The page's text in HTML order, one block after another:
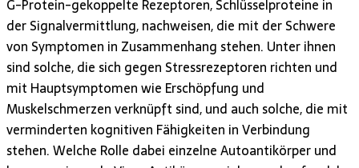
G-Protein-gekoppelte Rezeptoren, Schlüsselproteine in
der Signalvermittlung, nachweisen, die mit der Schwere
von Symptomen in Zusammenhang stehen. Unter ihnen
sind solche, die sich gegen Stressrezeptoren richten und
mit Hauptsymptomen wie Erschöpfung und
Muskelschmerzen verknüpft sind, und auch solche, die mit
verminderten kognitiven Fähigkeiten in Verbindung
stehen. Welche Rolle dabei einzelne Autoantikörper und